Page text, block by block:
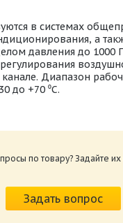
в системах
а
давления до 1000
Диапазон
до +70 ⁰С.
РК
по товару? Задайте
Задать вопрос